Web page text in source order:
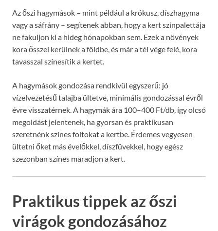
Az őszi hagymások – mint például a krókusz, díszhagyma
vagy a sáfrány – segítenek abban, hogy a kert színpalettája
ne fakuljon ki a hideg hónapokban sem. Ezek a növények
kora ősszel kerülnek a földbe, és már a tél vége felé, kora
tavasszal színesítik a kertet.
A hagymások gondozása rendkívül egyszerű: jó
vízelvezetésű talajba ültetve, minimális gondozással évről
évre visszatérnek. A hagymák ára 100–400 Ft/db, így olcsó
megoldást jelentenek, ha gyorsan és praktikusan
szeretnénk színes foltokat a kertbe. Érdemes vegyesen
ültetni őket más évelőkkel, díszfüvekkel, hogy egész
szezonban színes maradjon a kert.
Praktikus tippek az őszi
virágok gondozásához